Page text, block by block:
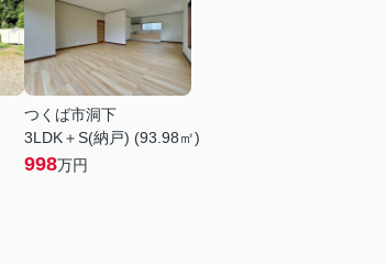
つくば市洞下
3LDK＋S(納戸) (93.98㎡)
998万円